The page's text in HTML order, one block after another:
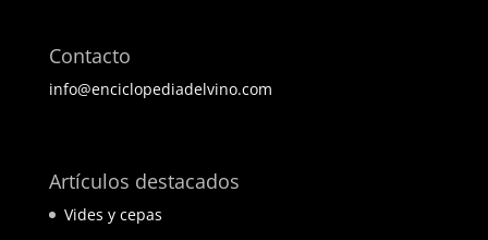
Contacto
info@enciclopediadelvino.com
Artículos destacados
Vides y cepas